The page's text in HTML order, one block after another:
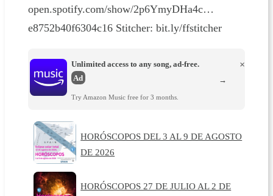
open.spotify.com/show/2p6YmyDHa4c…
e8752b40f6304c16 Stitcher: bit.ly/ffstitcher
Unlimited access to any song, ad-free.
Ad
Try Amazon Music free for 3 months.
×
→
HORÓSCOPOS DEL 3 AL 9 DE AGOSTO
DE 2026
HORÓSCOPOS 27 DE JULIO AL 2 DE